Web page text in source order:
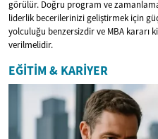
görülür. Doğru program ve
liderlik becerilerinizi geliştirmek için
yolculuğu benzersizdir ve MBA kararı
verilmelidir.
EĞITIM & KARIYER